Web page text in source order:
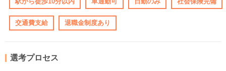
交通費支給 退職金制度あり
選考プロセス